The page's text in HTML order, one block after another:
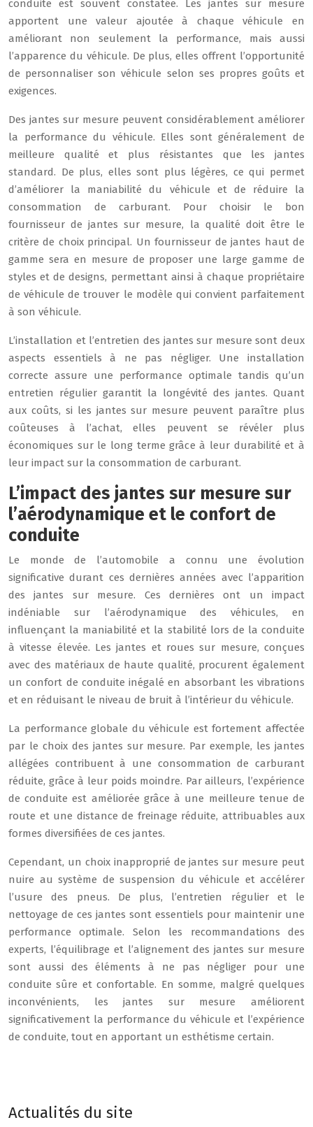
conduite est souvent constatée. Les jantes sur mesure
apportent une valeur ajoutée à chaque véhicule en
améliorant non seulement la performance, mais aussi
l’apparence du véhicule. De plus, elles offrent l’opportunité
de personnaliser son véhicule selon ses propres goûts et
exigences.
Des jantes sur mesure peuvent considérablement améliorer
la performance du véhicule. Elles sont généralement de
meilleure qualité et plus résistantes que les jantes
standard. De plus, elles sont plus légères, ce qui permet
d’améliorer la maniabilité du véhicule et de réduire la
consommation de carburant. Pour choisir le bon
fournisseur de jantes sur mesure, la qualité doit être le
critère de choix principal. Un fournisseur de jantes haut de
gamme sera en mesure de proposer une large gamme de
styles et de designs, permettant ainsi à chaque propriétaire
de véhicule de trouver le modèle qui convient parfaitement
à son véhicule.
L’installation et l’entretien des jantes sur mesure sont deux
aspects essentiels à ne pas négliger. Une installation
correcte assure une performance optimale tandis qu’un
entretien régulier garantit la longévité des jantes. Quant
aux coûts, si les jantes sur mesure peuvent paraître plus
coûteuses à l’achat, elles peuvent se révéler plus
économiques sur le long terme grâce à leur durabilité et à
leur impact sur la consommation de carburant.
L’impact des jantes sur mesure sur
l’aérodynamique et le confort de
conduite
Le monde de l’automobile a connu une évolution
significative durant ces dernières années avec l’apparition
des jantes sur mesure. Ces dernières ont un impact
indéniable sur l’aérodynamique des véhicules, en
influençant la maniabilité et la stabilité lors de la conduite
à vitesse élevée. Les jantes et roues sur mesure, conçues
avec des matériaux de haute qualité, procurent également
un confort de conduite inégalé en absorbant les vibrations
et en réduisant le niveau de bruit à l’intérieur du véhicule.
La performance globale du véhicule est fortement affectée
par le choix des jantes sur mesure. Par exemple, les jantes
allégées contribuent à une consommation de carburant
réduite, grâce à leur poids moindre. Par ailleurs, l’expérience
de conduite est améliorée grâce à une meilleure tenue de
route et une distance de freinage réduite, attribuables aux
formes diversifiées de ces jantes.
Cependant, un choix inapproprié de jantes sur mesure peut
nuire au système de suspension du véhicule et accélérer
l’usure des pneus. De plus, l’entretien régulier et le
nettoyage de ces jantes sont essentiels pour maintenir une
performance optimale. Selon les recommandations des
experts, l’équilibrage et l’alignement des jantes sur mesure
sont aussi des éléments à ne pas négliger pour une
conduite sûre et confortable. En somme, malgré quelques
inconvénients, les jantes sur mesure améliorent
significativement la performance du véhicule et l’expérience
de conduite, tout en apportant un esthétisme certain.
Actualités du site